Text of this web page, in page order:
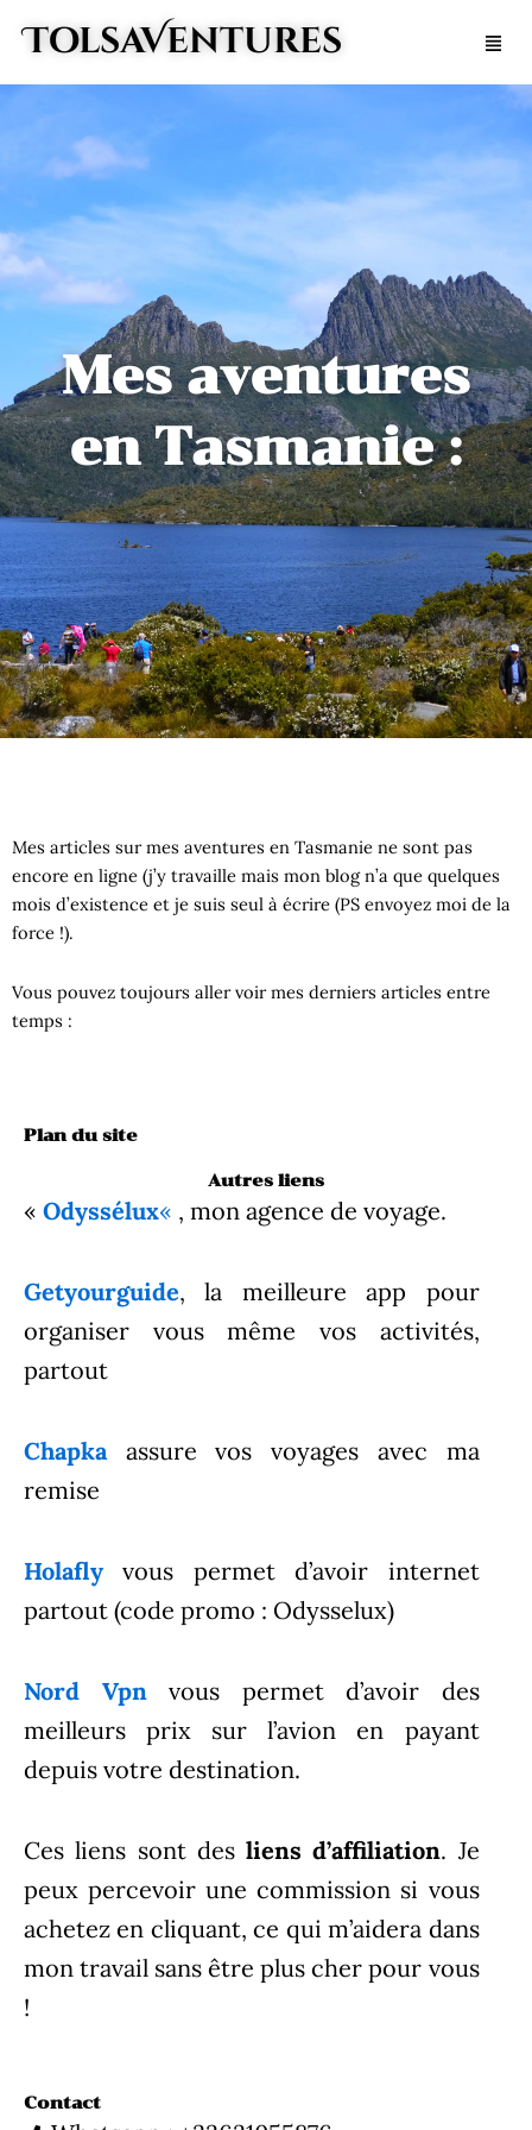
TolsaVentures
Mes aventures
en Tasmanie :
Mes articles sur mes aventures en Tasmanie ne sont pas
encore en ligne (j’y travaille mais mon blog n’a que quelques
mois d’existence et je suis seul à écrire (PS envoyez moi de la
force !).
Vous pouvez toujours aller voir mes derniers articles entre
temps :
Plan du site
Autres liens
« Odyssélux« , mon agence de voyage.
Getyourguide, la meilleure app pour
organiser vous même vos activités,
partout
Chapkaassure vos voyages avec ma
remise
Holafly vous permet d’avoir internet
partout (code promo : Odysselux)
Nord Vpnvous permet d’avoir des
meilleurs prix sur l’avion en payant
depuis votre destination.
Ces liens sont desliens d’affiliation. Je
peux percevoir une commission si vous
achetez en cliquant, ce qui m’aidera dans
mon travail sans être plus cher pour vous
!
Contact